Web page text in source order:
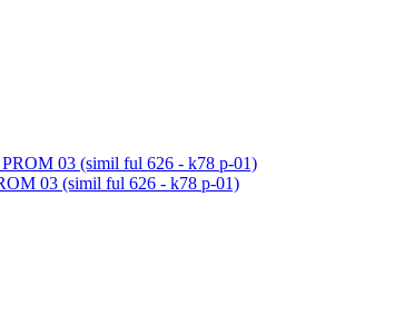
03 (simil ful 626 - k78 p-01)